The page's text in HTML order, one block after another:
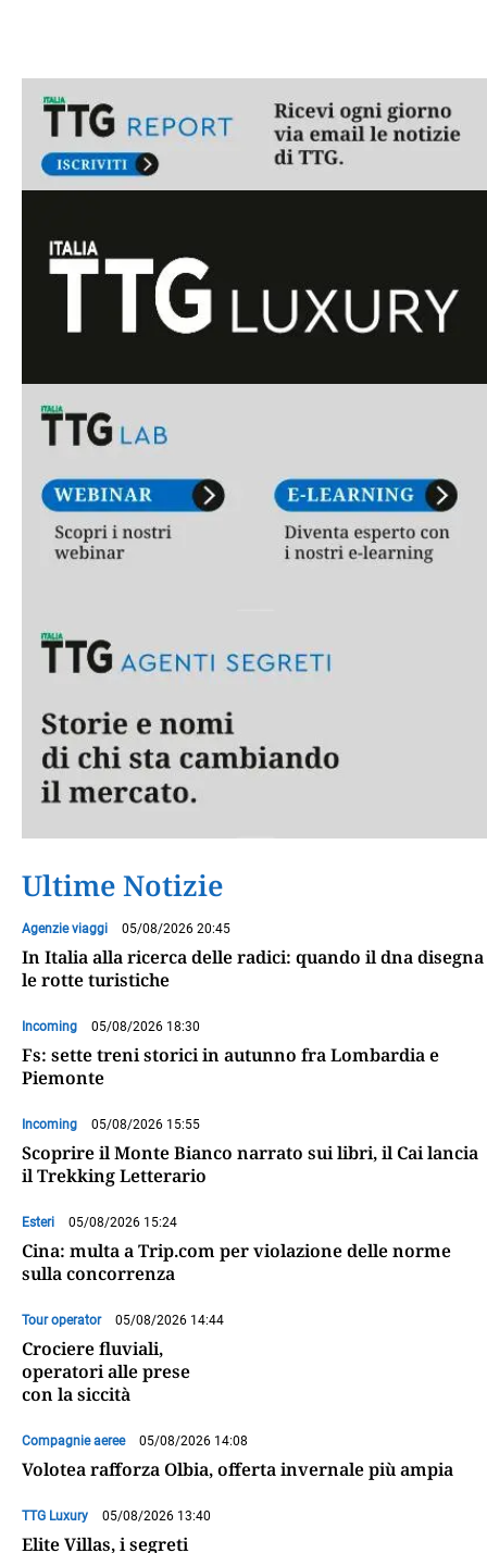
Ultime Notizie
Agenzie viaggi 05/08/2026 20:45
In Italia alla ricerca delle radici: quando il dna disegna
le rotte turistiche
Incoming 05/08/2026 18:30
Fs: sette treni storici in autunno fra Lombardia e
Piemonte
Incoming 05/08/2026 15:55
Scoprire il Monte Bianco narrato sui libri, il Cai lancia
il Trekking Letterario
Esteri 05/08/2026 15:24
Cina: multa a Trip.com per violazione delle norme
sulla concorrenza
Tour operator 05/08/2026 14:44
Crociere fluviali,
operatori alle prese
con la siccità
Compagnie aeree 05/08/2026 14:08
Volotea rafforza Olbia, offerta invernale più ampia
TTG Luxury 05/08/2026 13:40
Elite Villas, i segreti